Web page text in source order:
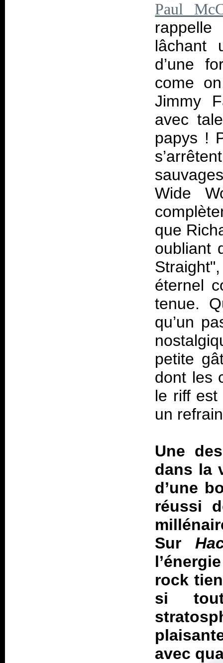
Paul
lâchant
d’une
come
Jimmy
avec
papys !
Wide
que
oubliant
éternel
tenue.
qu’un
petite
dont les
le riff est
un
Une
dans la
d’une
réussi
Sur
rock
si
avec